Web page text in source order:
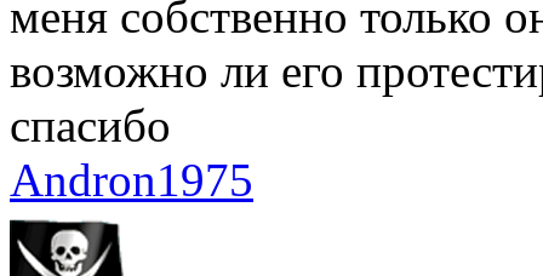
меня собственно только
возможно ли его
спасибо
Andron1975